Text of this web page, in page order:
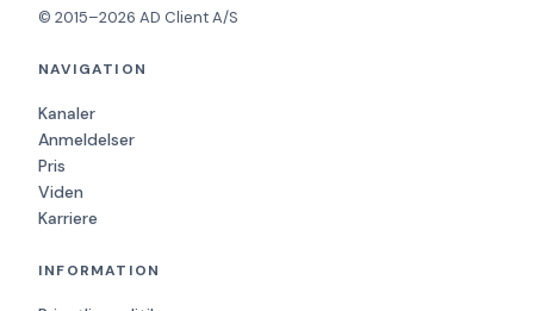
© 2015–2026 AD Client A/S
NAVIGATION
Kanaler
Anmeldelser
Pris
Viden
Karriere
INFORMATION